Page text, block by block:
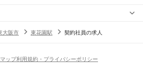
区 住吉区東住吉区西成区淀川区 鶴見区
JR総持寺駅茨木駅 千里丘駅 岸辺駅吹田駅
大阪市 東花園駅 契約社員の求人
ップ利用規約・プライバシーポリシー